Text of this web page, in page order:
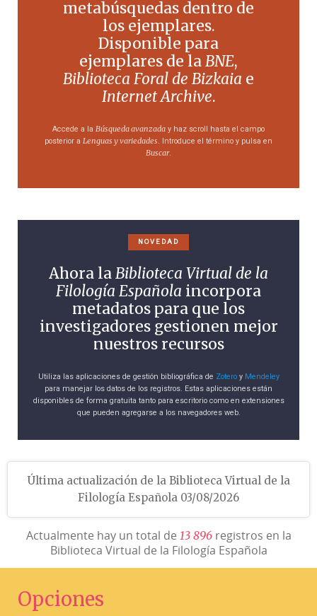
metabúsquedas dentro de
los ejemplares.
Disponible para
ejemplares de laBNE,
Biblioteca Foral de Bizkaia e
Internet Archive.
Accede a la Búsqueda avanzada y haz scroll hasta el campo
posterior a Lenguas y variedades . Introduce el término y pulsa en
Buscar.
NOVEDAD
Ahora laBiblioteca Virtual de la
Filología Española incorpora
metadatos para que los
investigadores gestionen mejor
nuestros recursos
Utiliza las aplicaciones de gestión bibliográfica de Zoteroy Mendeley
para manejar los datos de los registros. Estas aplicaciones están
disponibles de forma gratuita tanto para escritorio como en extensiones
que pueden agregarse a los navegadores web.
Última actualización de la Biblioteca Virtual de la
Filología Española 03/08/2026
Actualmente hay un total de 13 896registros en la
Biblioteca Virtual de la Filología Española
Opciones